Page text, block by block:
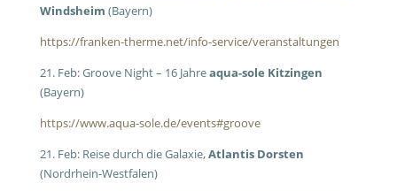
Windsheim (Bayern)
https://franken-therme.net/info-service/veranstaltungen
21. Feb: Groove Night – 16 Jahreaqua-sole Kitzingen
(Bayern)
https://www.aqua-sole.de/events#groove
21. Feb: Reise durch die Galaxie,Atlantis Dorsten
(Nordrhein-Westfalen)